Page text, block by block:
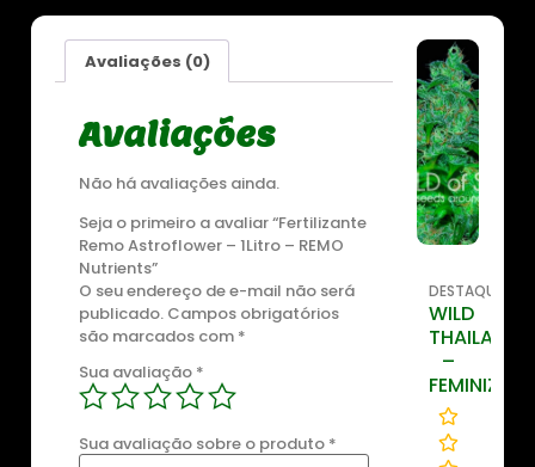
Avaliações (0)
Avaliações
Não há avaliações ainda.
Seja o primeiro a avaliar “Fertilizante
Remo Astroflower – 1Litro – REMO
Nutrients”
O seu endereço de e-mail não será
publicado. Campos obrigatórios
são marcados com *
Sua avaliação *
Sua avaliação sobre o produto *
Sale
DESTAQUE
ZOMBIE
OG
Sale
DESTAQUE
ZOMBIE
KUSH
FEMINIZADA
DESTAQUE
ZKITTLEZ
DESTAQUE
WILD
DESTAQUE
WILD
THAILAND
–